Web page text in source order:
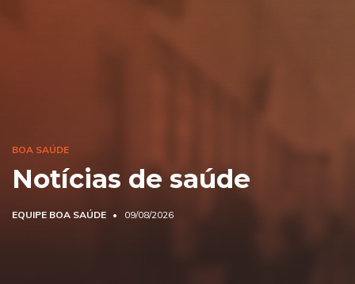
BOA SAÚDE
Notícias de saúde
EQUIPE BOA SAÚDE 09/08/2026